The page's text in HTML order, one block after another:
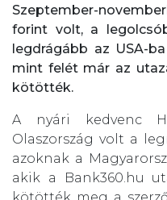
Szeptember-
forint volt, a
legdrágább az USA-
mint felét már az
kötötték.
A nyári kedvenc
Olaszország volt a
azoknak a
akik a Bank360.hu
kötötték meg a